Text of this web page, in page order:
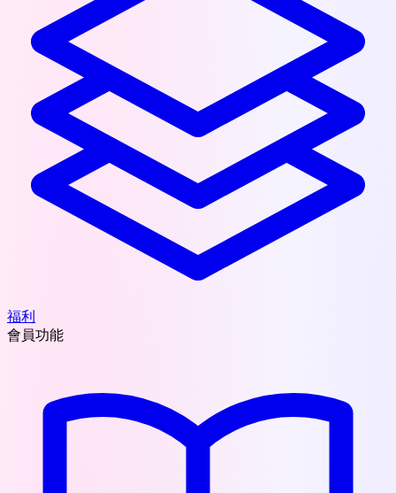
福利
會員功能